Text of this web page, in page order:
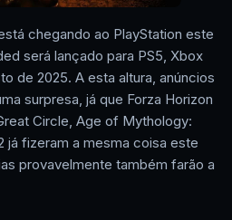
chegando ao PlayStation este
será lançado para PS5, Xbox
de 2025. A esta altura, anúncios
surpresa, já que Forza Horizon
Circle, Age of Mythology:
já fizeram a mesma coisa este
provavelmente também farão a